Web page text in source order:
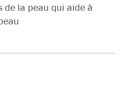
de la peau qui aide à